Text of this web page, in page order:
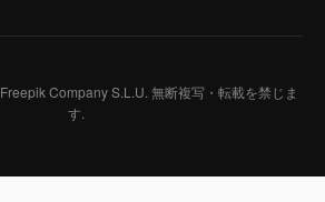
Freepik Company S.L.U. 無断複写・転載を禁じま
す.